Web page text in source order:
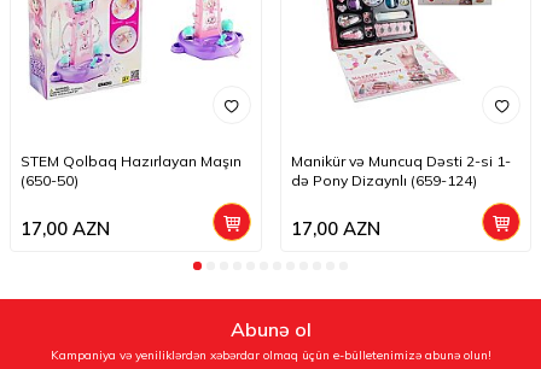
STEM Qolbaq Hazırlayan Maşın
(650-50)
17,00 AZN
Manikür və Muncuq Dəsti 2-si 1-
də Pony Dizaynlı (659-124)
17,00AZN
Abunə ol
Kampaniya və yeniliklərdən xəbərdar olmaq üçün e-bülletenimizə abunə olun!